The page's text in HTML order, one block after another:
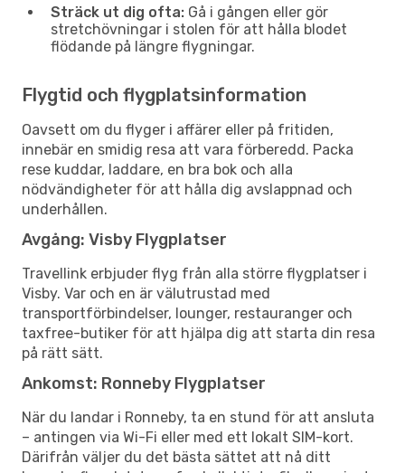
Sträck ut dig ofta: Gå i gången eller gör
stretchövningar i stolen för att hålla blodet
flödande på längre flygningar.
Flygtid och flygplatsinformation
Oavsett om du flyger i affärer eller på fritiden,
innebär en smidig resa att vara förberedd. Packa
rese kuddar, laddare, en bra bok och alla
nödvändigheter för att hålla dig avslappnad och
underhållen.
Avgång: Visby Flygplatser
Travellink erbjuder flyg från alla större flygplatser i
Visby. Var och en är välutrustad med
transportförbindelser, lounger, restauranger och
taxfree-butiker för att hjälpa dig att starta din resa
på rätt sätt.
Ankomst: Ronneby Flygplatser
När du landar i Ronneby, ta en stund för att ansluta
– antingen via Wi-Fi eller med ett lokalt SIM-kort.
Därifrån väljer du det bästa sättet att nå ditt